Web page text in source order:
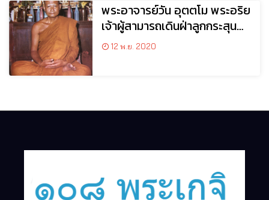
พระอาจารย์วัน อุตตโม พระอริย
เจ้าผู้สามารถเดินฝ่าลูกกระสุนปืน
ได้12 พ.ย. 2020